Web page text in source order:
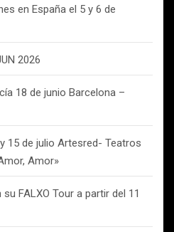
en España el 5 y 6 de
2026
18 de junio Barcelona –
15 de julio Artesred- Teatros
Amor»
FALXO Tour a partir del 11